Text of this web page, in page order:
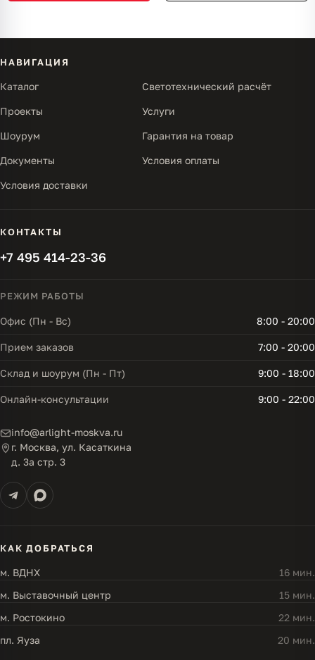
НАВИГАЦИЯ
Каталог Светотехнический расчёт
Проекты Услуги
Шоурум Гарантия на товар
Документы Условия оплаты
Условия доставки
КОНТАКТЫ
+7 495 414-23-36
РЕЖИМ РАБОТЫ
Офис (Пн - Вс) 8:00 - 20:00
Прием заказов 7:00 - 20:00
Склад и шоурум (Пн - Пт) 9:00 - 18:00
Онлайн-консультации 9:00 - 22:00
info@arlight-moskva.ru
г. Москва, ул. Касаткина
д. 3а стр. 3
КАК ДОБРАТЬСЯ
м. ВДНХ
16 мин.
м. Выставочный центр
15 мин.
м. Ростокино
22 мин.
пл. Яуза
20 мин.